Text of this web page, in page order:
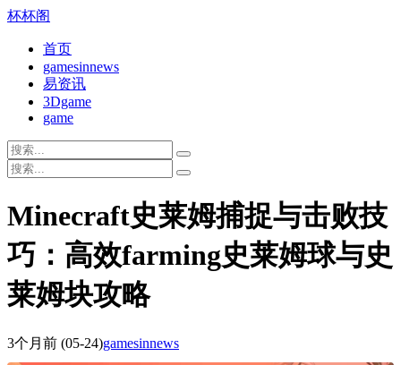
杯杯阁
首页
gamesinnews
易资讯
3Dgame
game
Minecraft史莱姆捕捉与击败技
巧：高效farming史莱姆球与史
莱姆块攻略
3个月前 (05-24)gamesinnews